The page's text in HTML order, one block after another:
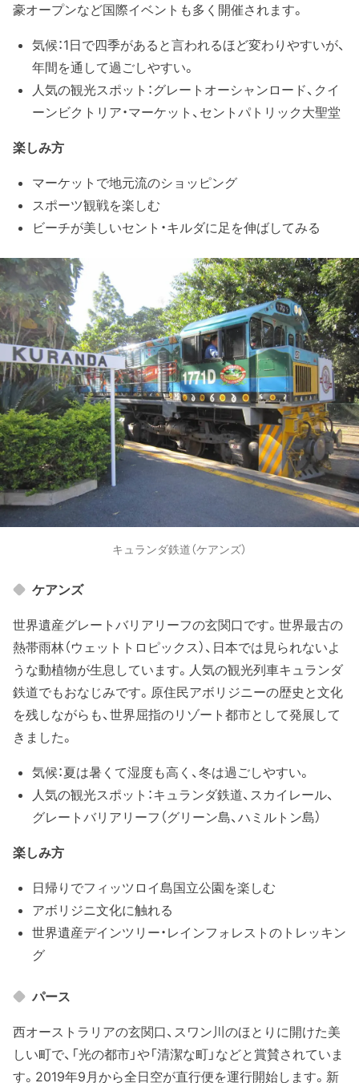
豪オープンなど国際イベントも多く開催されます。
気候：1日で四季があると言われるほど変わりやすいが、
年間を通して過ごしやすい。
人気の観光スポット：グレートオーシャンロード、クイ
ーンビクトリア・マーケット、セントパトリック大聖堂
楽しみ方
マーケットで地元流のショッピング
スポーツ観戦を楽しむ
ビーチが美しいセント・キルダに足を伸ばしてみる
キュランダ鉄道（ケアンズ）
ケアンズ
世界遺産グレートバリアリーフの玄関口です。世界最古の
熱帯雨林（ウェットトロピックス）、日本では見られないよ
うな動植物が生息しています。人気の観光列車キュランダ
鉄道でもおなじみです。原住民アボリジニーの歴史と文化
を残しながらも、世界屈指のリゾート都市として発展して
きました。
気候：夏は暑くて湿度も高く、冬は過ごしやすい。
人気の観光スポット：キュランダ鉄道、スカイレール、
グレートバリアリーフ（グリーン島、ハミルトン島）
楽しみ方
日帰りでフィッツロイ島国立公園を楽しむ
アボリジニ文化に触れる
世界遺産デインツリー・レインフォレストのトレッキン
グ
パース
西オーストラリアの玄関口、スワン川のほとりに開けた美
しい町で、「光の都市」や「清潔な町」などと賞賛されていま
す。2019年9月から全日空が直行便を運行開始します。新